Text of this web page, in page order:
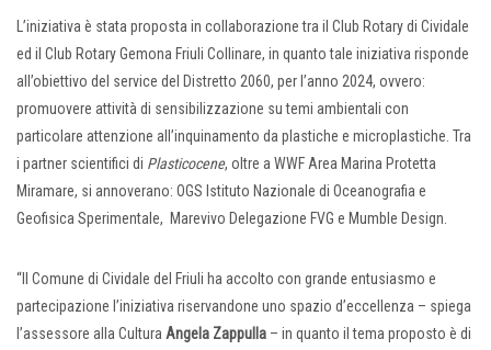
L’iniziativa è stata proposta in collaborazione tra il Club Rotary di Cividale
ed il Club Rotary Gemona Friuli Collinare, in quanto tale iniziativa risponde
all’obiettivo del service del Distretto 2060, per l’anno 2024, ovvero:
promuovere attività di sensibilizzazione su temi ambientali con
particolare attenzione all’inquinamento da plastiche e microplastiche. Tra
i partner scientifici di Plasticocene, oltre a WWF Area Marina Protetta
Miramare, si annoverano: OGS Istituto Nazionale di Oceanografia e
Geofisica Sperimentale, Marevivo Delegazione FVG e Mumble Design.
“Il Comune di Cividale del Friuli ha accolto con grande entusiasmo e
partecipazione l’iniziativa riservandone uno spazio d’eccellenza – spiega
l’assessore alla Cultura Angela Zappulla – in quanto il tema proposto è di